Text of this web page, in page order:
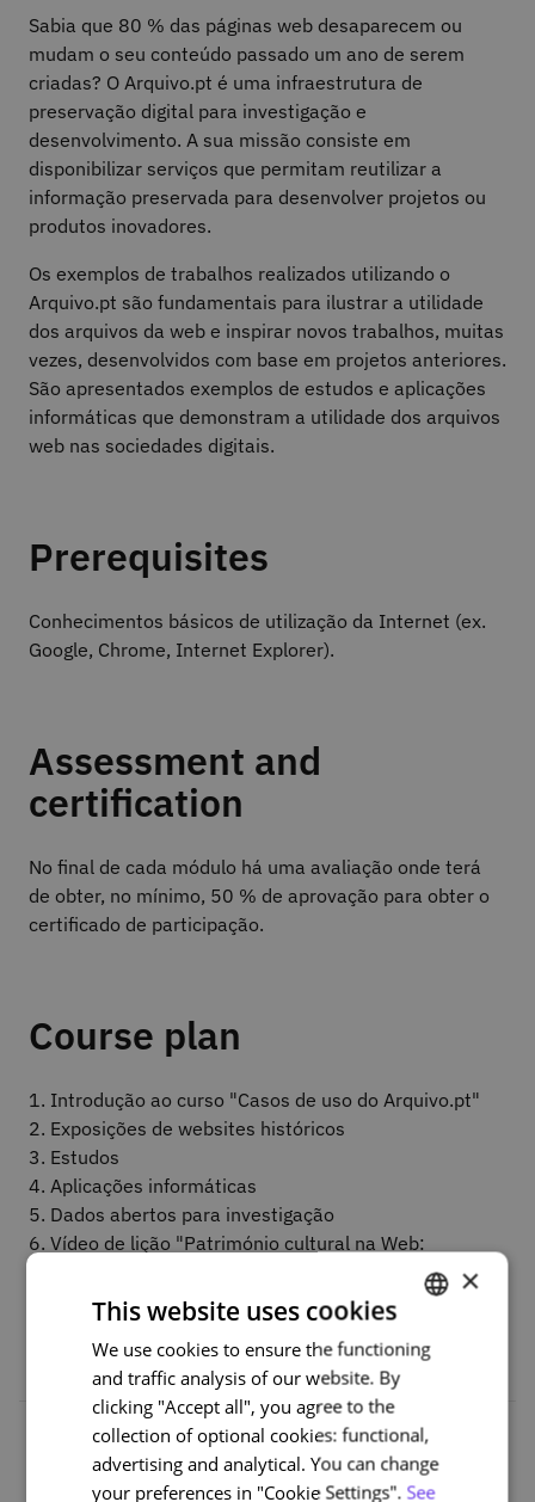
Sabia que 80 % das páginas web desaparecem ou
mudam o seu conteúdo passado um ano de serem
criadas? O Arquivo.pt é uma infraestrutura de
preservação digital para investigação e
desenvolvimento. A sua missão consiste em
disponibilizar serviços que permitam reutilizar a
informação preservada para desenvolver projetos ou
produtos inovadores.
Os exemplos de trabalhos realizados utilizando o
Arquivo.pt são fundamentais para ilustrar a utilidade
dos arquivos da web e inspirar novos trabalhos, muitas
vezes, desenvolvidos com base em projetos anteriores.
São apresentados exemplos de estudos e aplicações
informáticas que demonstram a utilidade dos arquivos
web nas sociedades digitais.
Prerequisites
Conhecimentos básicos de utilização da Internet (ex.
Google, Chrome, Internet Explorer).
Assessment and
certification
No final de cada módulo há uma avaliação onde terá
de obter, no mínimo, 50 % de aprovação para obter o
certificado de participação.
Course plan
1. Introdução ao curso "Casos de uso do Arquivo.pt"
2. Exposições de websites históricos
3. Estudos
4. Aplicações informáticas
5. Dados abertos para investigação
6. Vídeo de lição "Património cultural na Web:
7. Conclusão
PORTUGUESE
ENGLISH
×
This website uses cookies
We use cookies to ensure the functioning
and traffic analysis of our website. By
clicking "Accept all", you agree to the
collection of optional cookies: functional,
advertising and analytical. You can change
your preferences in "Cookie Settings". See